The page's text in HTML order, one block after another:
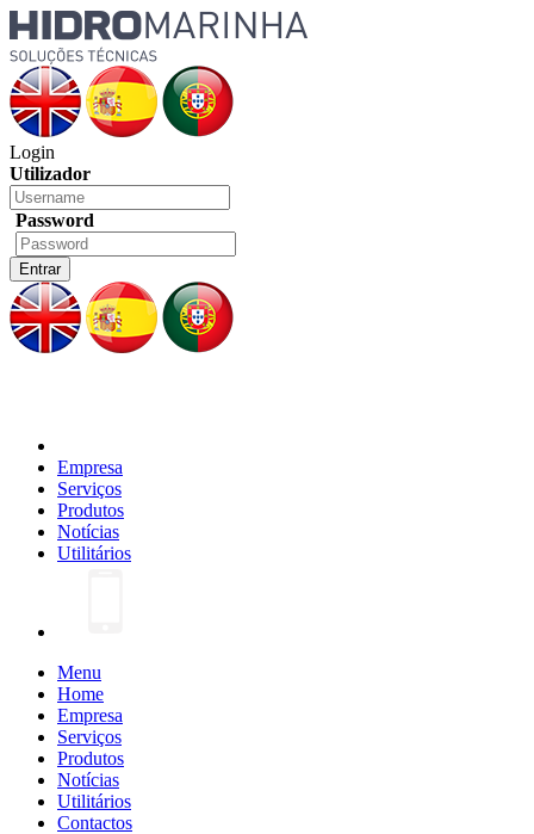
Login
Utilizador
Password
Empresa
Serviços
Produtos
Notícias
Utilitários
Menu
Home
Empresa
Serviços
Produtos
Notícias
Utilitários
Contactos